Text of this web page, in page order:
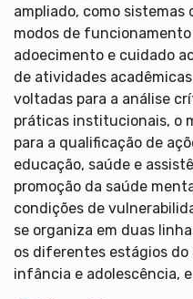
ampliado, como sistemas
modos de
adoecimento e cuidado
de atividades
voltadas para a análise
práticas institucionais, o
para a qualificação de
educação, saúde e
promoção da saúde
condições de
se organiza em duas
os diferentes estágios
infância e adolescência,